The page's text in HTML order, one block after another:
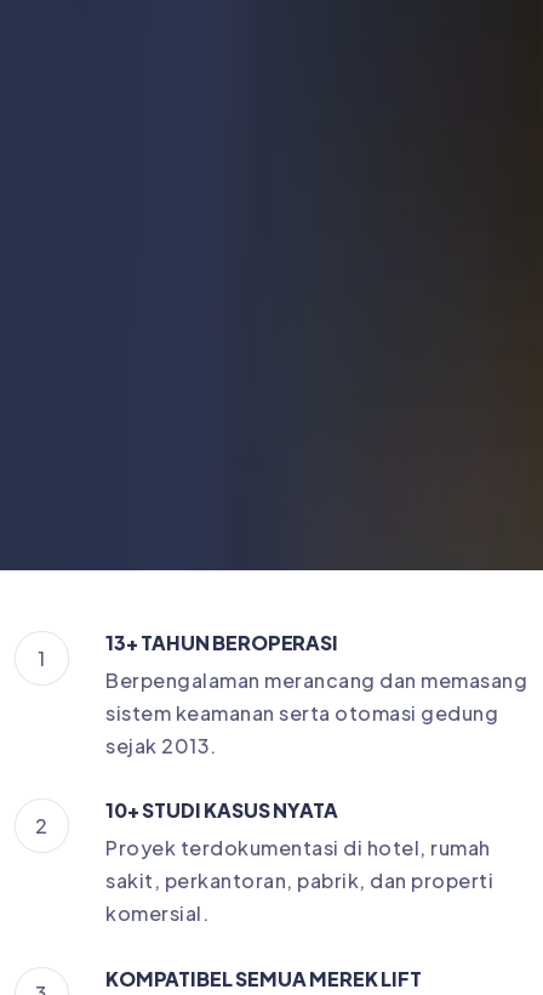
1
13+ TAHUN BEROPERASI
Berpengalaman merancang dan memasang
sistem keamanan serta otomasi gedung
sejak 2013.
2
10+ STUDI KASUS NYATA
Proyek terdokumentasi di hotel, rumah
sakit, perkantoran, pabrik, dan properti
komersial.
KOMPATIBEL SEMUA MEREK LIFT